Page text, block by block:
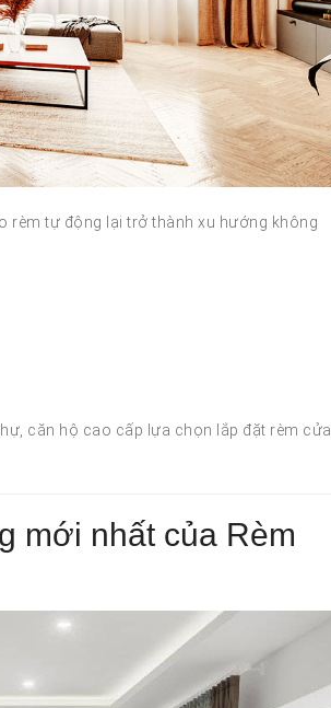
rèm tự động lại trở thành xu hướng không
căn hộ cao cấp lựa chọn lắp đặt rèm cửa
mới nhất của Rèm